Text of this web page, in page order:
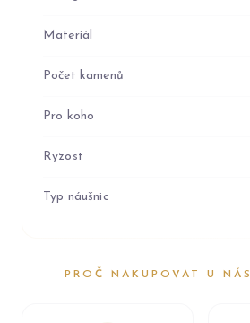
Materiál
Počet kamenů
Pro koho
Ryzost
Typ náušnic
PROČ NAKUPOVAT U NÁS